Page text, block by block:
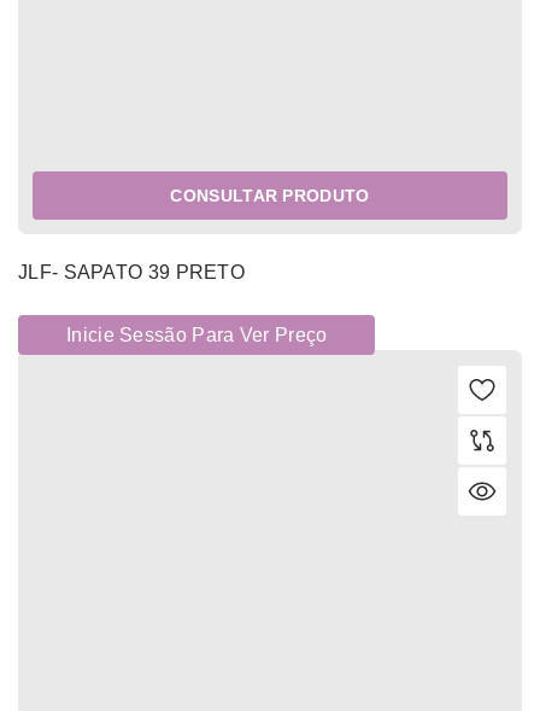
CONSULTAR PRODUTO
JLF- SAPATO 39 PRETO
Inicie Sessão Para Ver Preço